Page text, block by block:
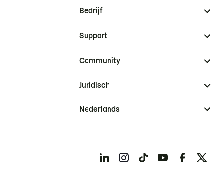
Bedrijf
Support
Community
Juridisch
Nederlands